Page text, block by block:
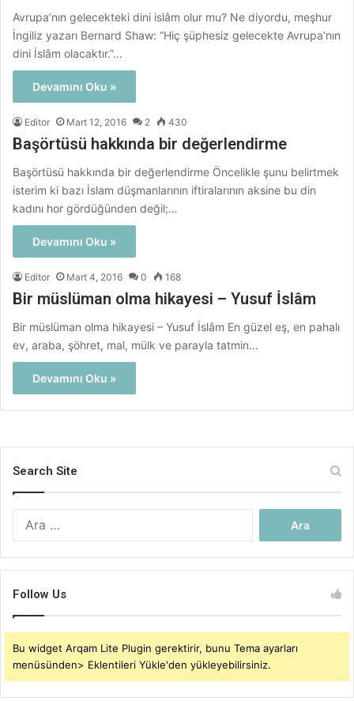
Avrupa’nın gelecekteki dini islâm olur mu? Ne diyordu, meşhur
İngiliz yazarı Bernard Shaw: “Hiç şüphesiz gelecekte Avrupa’nın
dini İslâm olacaktır.”…
Devamını Oku »
Editor Mart 12, 2016 2 430
Başörtüsü hakkında bir değerlendirme
Başörtüsü hakkında bir değerlendirme Öncelikle şunu belirtmek
isterim ki bazı İslam düşmanlarının iftiralarının aksine bu din
kadını hor gördüğünden değil;…
Devamını Oku »
Editor Mart 4, 2016 0 168
Bir müslüman olma hikayesi – Yusuf İslâm
Bir müslüman olma hikayesi – Yusuf İslâm En güzel eş, en pahalı
ev, araba, şöhret, mal, mülk ve parayla tatmin…
Devamını Oku »
Search Site
Follow Us
Bu widget Arqam Lite Plugin gerektirir, bunu Tema ayarları
menüsünden> Eklentileri Yükle'den yükleyebilirsiniz.